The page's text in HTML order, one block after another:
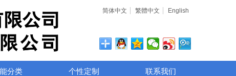
简体中文 繁體中文 English
分类 个性定制 联系我们